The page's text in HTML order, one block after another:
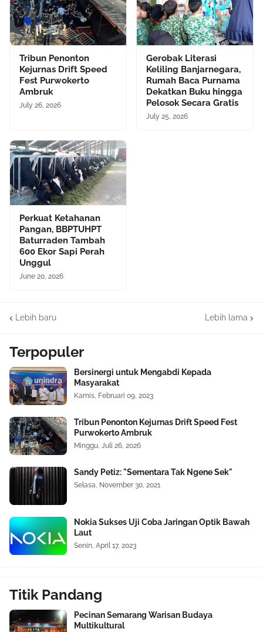
Tribun Penonton
Kejurnas Drift Speed
Fest Purwokerto
Ambruk
July 26, 2026
Gerobak Literasi
Keliling Banjarnegara,
Rumah Baca Purnama
Dekatkan Buku hingga
Pelosok Secara Gratis
July 25, 2026
Perkuat Ketahanan
Pangan, BBPTUHPT
Baturraden Tambah
600 Ekor Sapi Perah
Unggul
June 20, 2026
Lebih baru Lebih lama
Terpopuler
Bersinergi untuk Mengabdi Kepada
Masyarakat
Kamis, Februari 09, 2023
Tribun Penonton Kejurnas Drift Speed Fest
Purwokerto Ambruk
Minggu, Juli 26, 2026
Sandy Petiz: "Sementara Tak Ngene Sek"
Selasa, November 30, 2021
Nokia Sukses Uji Coba Jaringan Optik Bawah
Laut
Senin, April 17, 2023
Titik Pandang
Pecinan Semarang Warisan Budaya
Multikultural